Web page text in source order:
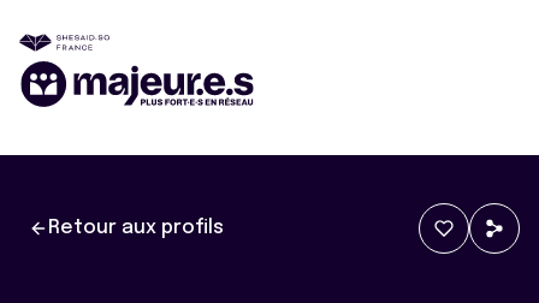
Retour aux profils